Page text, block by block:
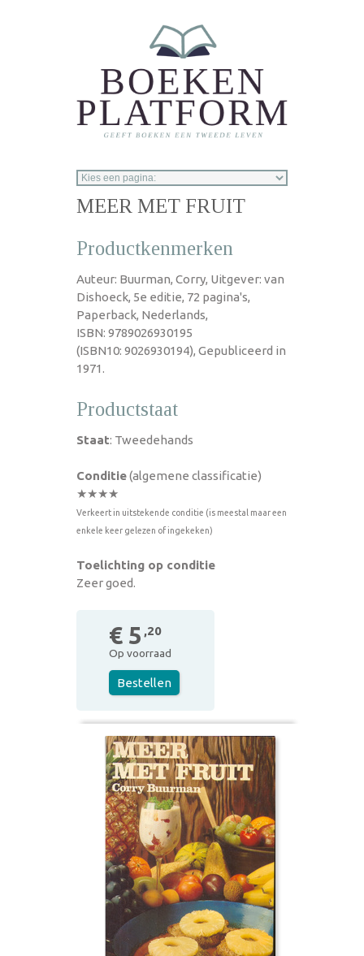
MEER MET FRUIT
Productkenmerken
Auteur: Buurman, Corry, Uitgever: van
Dishoeck, 5e editie, 72 pagina's,
Paperback, Nederlands,
ISBN: 9789026930195
(ISBN10: 9026930194), Gepubliceerd in
1971.
Productstaat
Staat: Tweedehands
Conditie(algemene classificatie)
★★★★
Verkeert in uitstekende conditie (is meestal maar een
enkele keer gelezen of ingekeken)
Toelichting op conditie
Zeer goed.
€ 5 ,20
Op voorraad
Bestellen